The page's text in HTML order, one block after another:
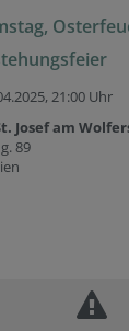
21:00 Uhr
Josef am
89